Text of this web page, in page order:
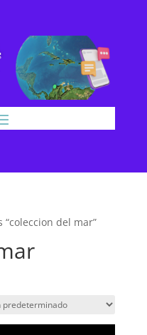
del mar”